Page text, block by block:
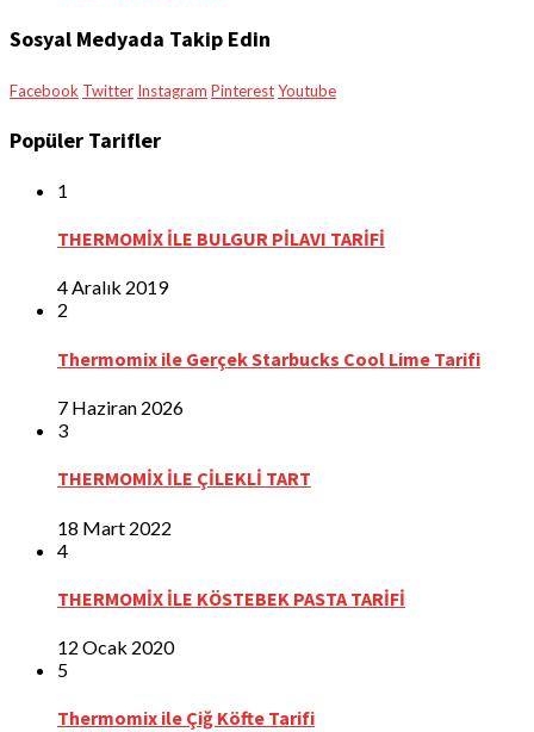
Sosyal Medyada Takip Edin
Facebook Twitter Instagram PinterestYoutube
Popüler Tarifler
1
THERMOMİX İLE BULGUR PİLAVI TARİFİ
4 Aralık 2019
2
Thermomix ile Gerçek Starbucks Cool Lime Tarifi
7 Haziran 2026
3
THERMOMİX İLE ÇİLEKLİ TART
18 Mart 2022
4
THERMOMİX İLE KÖSTEBEK PASTA TARİFİ
12 Ocak 2020
5
Thermomix ile Çiğ Köfte Tarifi